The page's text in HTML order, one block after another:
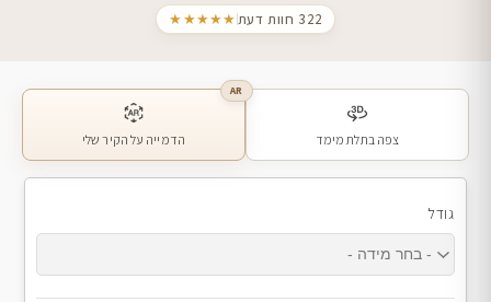
★★★★★
322 חוות דעת
צפה בתלת מימד
AR
הדמייה על הקיר שלי
גודל